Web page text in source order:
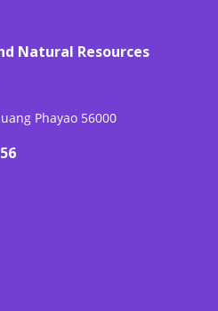
Natural Resources
Phayao 56000